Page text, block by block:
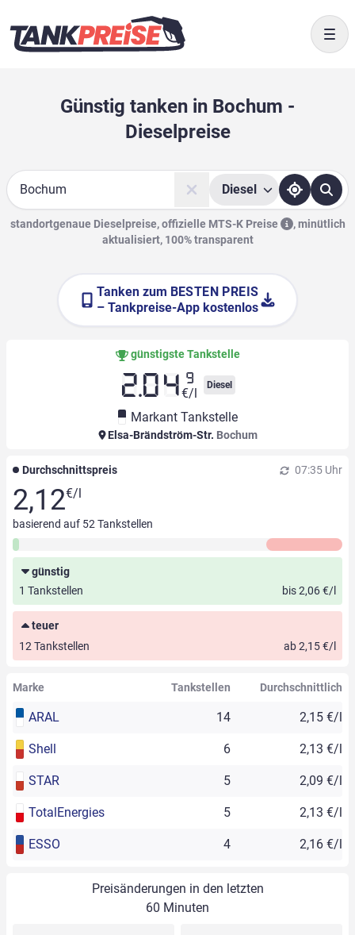
Günstig tanken in Bochum -
Dieselpreise
Suche
Diesel
standortgenaue Dieselpreise, offizielle MTS-K Preise ,minütlich
aktualisiert, 100% transparent
Tanken zum BESTEN PREIS
– Tankpreise-App kostenlos
günstigste Tankstelle
2.04 9
€/l
Diesel
Markant Tankstelle
Elsa-Brändström-Str. Bochum
Durchschnittspreis 07:35 Uhr
2,12€/l
basierend auf 52Tankstellen
günstig
1 Tankstellen
bis 2,06 €/l
teuer
12 Tankstellen
ab 2,15 €/l
Marke Tankstellen Durchschnittlich
ARAL 14 2,15 €/l
Shell 6 2,13 €/l
STAR 5 2,09 €/l
TotalEnergies 5 2,13 €/l
ESSO 4 2,16 €/l
Preisänderungen in den letzten
60 Minuten